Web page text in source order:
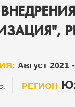
Август 2021
РЕГИОН